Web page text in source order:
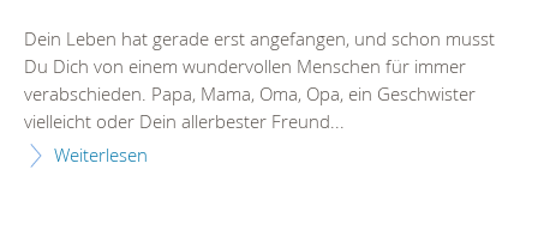
Dein Leben hat gerade erst angefangen, und schon musst
Du Dich von einem wundervollen Menschen für immer
verabschieden. Papa, Mama, Oma, Opa, ein Geschwister
vielleicht oder Dein allerbester Freund...
Weiterlesen